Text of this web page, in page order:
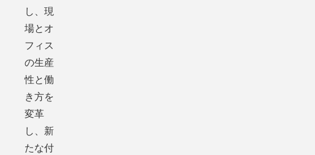
し、現
場とオ
フィス
の生産
性と働
き方を
変革
し、新
たな付